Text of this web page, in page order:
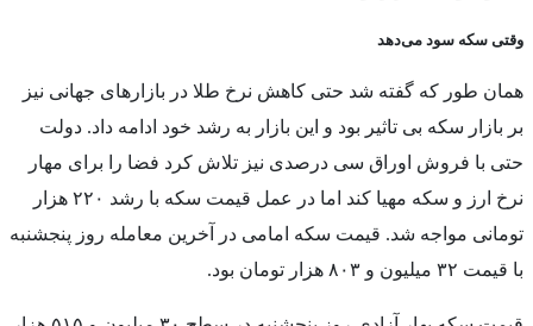
وقتی سکه سود می‌دهد
همان طور که گفته شد حتی کاهش نرخ طلا در بازارهای جهانی نیز
بر بازار سکه بی تاثیر بود و این بازار به رشد خود ادامه داد. دولت
حتی با فروش اوراق سی درصدی نیز تلاش کرد فضا را برای مهار
نرخ ارز و سکه مهیا کند اما در عمل قیمت سکه با رشد ۲۲۰ هزار
تومانی مواجه شد. قیمت سکه امامی در آخرین معامله روز پنجشنبه
با قیمت ۳۲ میلیون و ۸۰۳ هزار تومان بود.